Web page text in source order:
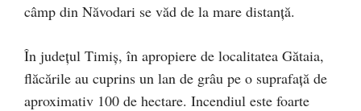
câmp din Năvodari se văd de la mare distanță.
În județul Timiș, în apropiere de localitatea Gătaia,
flăcările au cuprins un lan de grâu pe o suprafață de
aproximativ 100 de hectare. Incendiul este foarte